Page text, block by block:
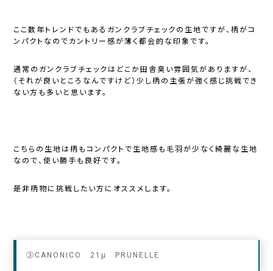
ここ数年トレンドでもあるガンクラブチェックの生地ですが、柄がコ
ンパクトなのでカントリー感が薄く都会的な印象です。
通常のガンクラブチェックはどこか田舎臭い雰囲気がありますが、
（それが良いところなんですけど）少し柄の主張が強く感じ挑戦でき
ない方も多いと思います。
こちらの生地は柄もコンパクトで生地感も毛羽が少なく綺麗な生地
なので、使い勝手も良好です。
是非柄物に挑戦したい方にオススメします。
③CANONICO 21μ PRUNELLE